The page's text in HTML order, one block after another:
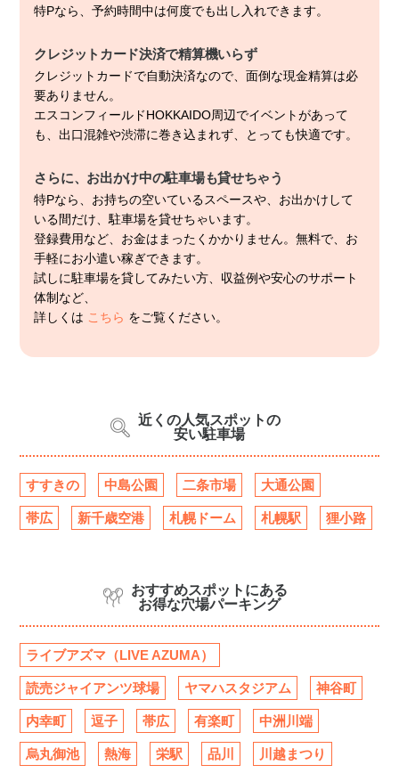
特Pなら、予約時間中は何度でも出し入れできます。
クレジットカード決済で精算機いらず
クレジットカードで自動決済なので、面倒な現金精算は必
要ありません。
エスコンフィールドHOKKAIDO周辺でイベントがあって
も、出口混雑や渋滞に巻き込まれず、とっても快適です。
さらに、お出かけ中の駐車場も貸せちゃう
特Pなら、お持ちの空いているスペースや、お出かけして
いる間だけ、駐車場を貸せちゃいます。
登録費用など、お金はまったくかかりません。無料で、お
手軽にお小遣い稼ぎできます。
試しに駐車場を貸してみたい方、収益例や安心のサポート
体制など、
詳しくは こちら をご覧ください。
近くの人気スポットの
安い駐車場
すすきの 中島公園 二条市場 大通公園
帯広 新千歳空港 札幌ドーム 札幌駅 狸小路
おすすめスポットにある
お得な穴場パーキング
ライブアズマ（LIVE AZUMA）
読売ジャイアンツ球場 ヤマハスタジアム 神谷町
内幸町 逗子 帯広 有楽町 中洲川端
烏丸御池 熱海 栄駅 品川 川越まつり